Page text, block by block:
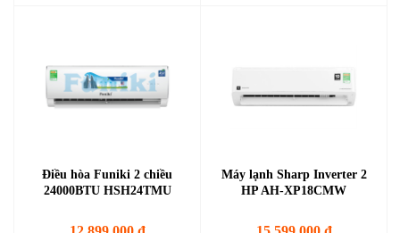
Điều hòa Funiki 2 chiều
24000BTU HSH24TMU
Máy lạnh Sharp Inverter 2
HP AH-XP18CMW